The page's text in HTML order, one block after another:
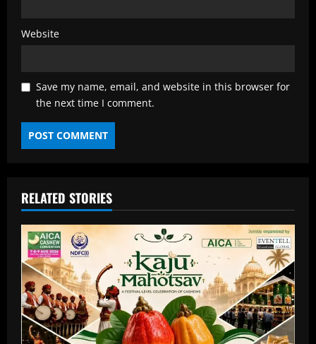
Website
Save my name, email, and website in this browser for
the next time I comment.
RELATED STORIES